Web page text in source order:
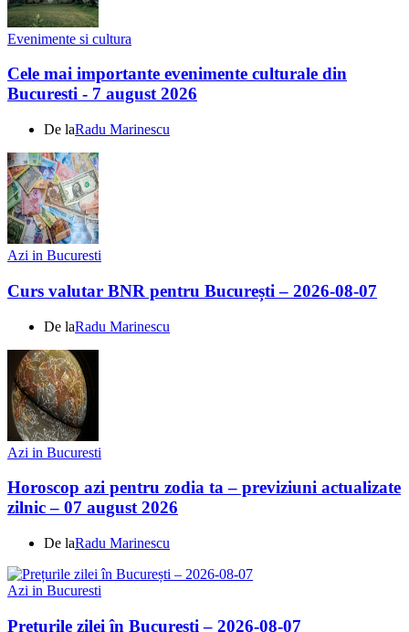
Evenimente si cultura
Cele mai importante evenimente culturale din
Bucuresti - 7 august 2026
De laRadu Marinescu
Azi in Bucuresti
Curs valutar BNR pentru București – 2026-08-07
De laRadu Marinescu
Azi in Bucuresti
Horoscop azi pentru zodia ta – previziuni actualizate
zilnic – 07 august 2026
De laRadu Marinescu
Azi in Bucuresti
Prețurile zilei în București – 2026-08-07